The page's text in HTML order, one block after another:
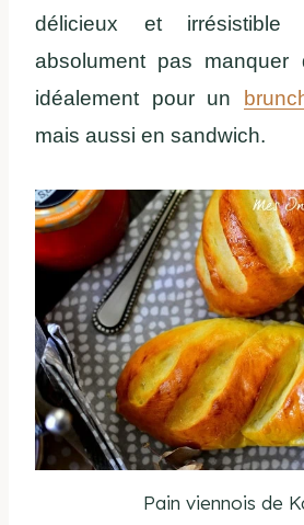
délicieux et
absolument pas manquer
idéalement pour un
mais aussi en sandwich.
Pain viennois de